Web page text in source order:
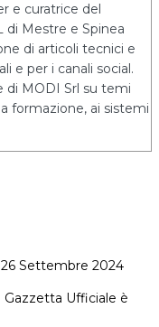
e curatrice del
Mestre e Spinea
di articoli tecnici e
e per i canali social.
di MODI Srl su temi
formazione, ai sistemi
Settembre 2024
Ufficiale è